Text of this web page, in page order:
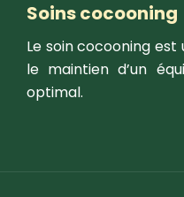
Soins cocooning
Le soin cocooning
le maintien d’un
optimal.